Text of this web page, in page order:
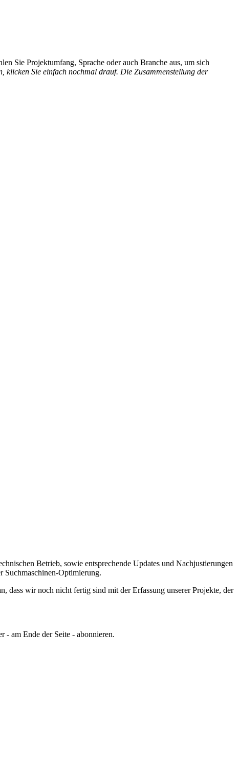
Sie Projektumfang, Sprache oder auch Branche aus, um sich
klicken Sie einfach nochmal drauf. Die Zusammenstellung der
Betrieb, sowie entsprechende Updates und Nachjustierungen
Suchmaschinen-Optimierung.
dass wir noch nicht fertig sind mit der Erfassung unserer Projekte, der
- am Ende der Seite - abonnieren.